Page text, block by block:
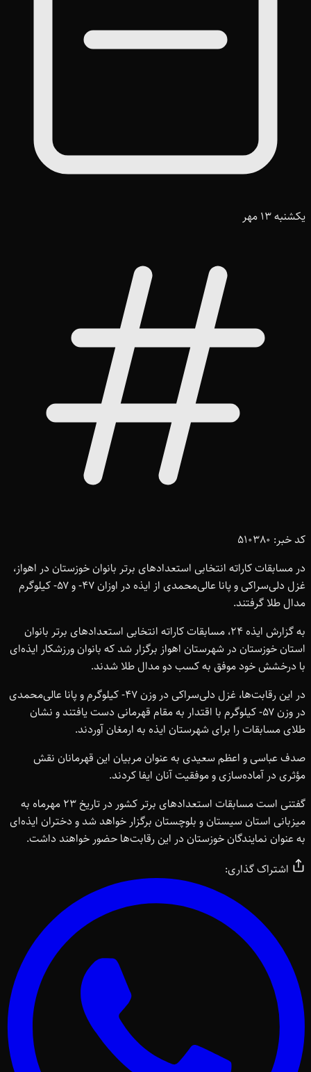
یکشنبه 13 مهر
کد خبر: 510380
در مسابقات کاراته انتخابی استعدادهای برتر بانوان خوزستان در اهواز،
غزل دلی‌سراکی و پانا عالی‌محمدی از ایذه در اوزان ۴۷- و ۵۷- کیلوگرم
مدال طلا گرفتند.
به گزارش ایذه ۲۴، مسابقات کاراته انتخابی استعدادهای برتر بانوان
استان خوزستان در شهرستان اهواز برگزار شد که بانوان ورزشکار ایذه‌ای
با درخشش خود موفق به کسب دو مدال طلا شدند.
در این رقابت‌ها، غزل دلی‌سراکی در وزن ۴۷- کیلوگرم و پانا عالی‌محمدی
در وزن ۵۷- کیلوگرم با اقتدار به مقام قهرمانی دست یافتند و نشان
طلای مسابقات را برای شهرستان ایذه به ارمغان آوردند.
صدف عباسی و اعظم سعیدی به عنوان مربیان این قهرمانان نقش
مؤثری در آماده‌سازی و موفقیت آنان ایفا کردند.
گفتنی است مسابقات استعدادهای برتر کشور در تاریخ ۲۳ مهرماه به
میزبانی استان سیستان و بلوچستان برگزار خواهد شد و دختران ایذه‌ای
به عنوان نمایندگان خوزستان در این رقابت‌ها حضور خواهند داشت.
اشتراک گذاری: